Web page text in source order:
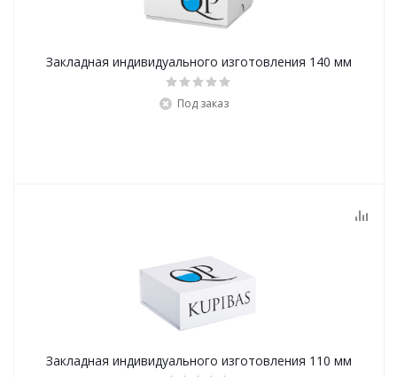
Закладная индивидуального изготовления 140 мм
Под заказ
Закладная индивидуального изготовления 110 мм